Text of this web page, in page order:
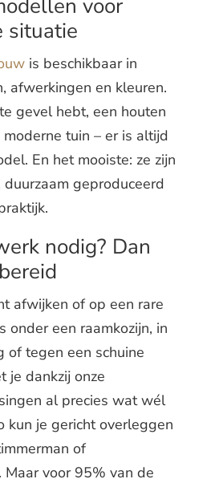
voor
situatie
is beschikbaar in
afwerkingen en kleuren.
gevel hebt, een houten
tuin – er is altijd
En het mooiste: ze zijn
geproduceerd
nodig? Dan
afwijken of op een rare
onder een raamkozijn, in
of tegen een schuine
je dankzij onze
al precies wat wél
kun je gericht overleggen
of
voor 95% van de